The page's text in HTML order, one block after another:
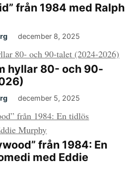
från 1984 med Ralph
december 8, 2025
hyllar 80- och 90-
december 5, 2025
från 1984: En
med Eddie